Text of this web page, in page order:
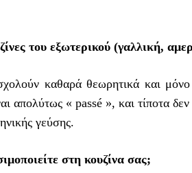
του εξωτερικού (γαλλική,
καθαρά θεωρητικά και
απολύτως « passé », και τίποτα
γεύσης.
στη κουζίνα σας;